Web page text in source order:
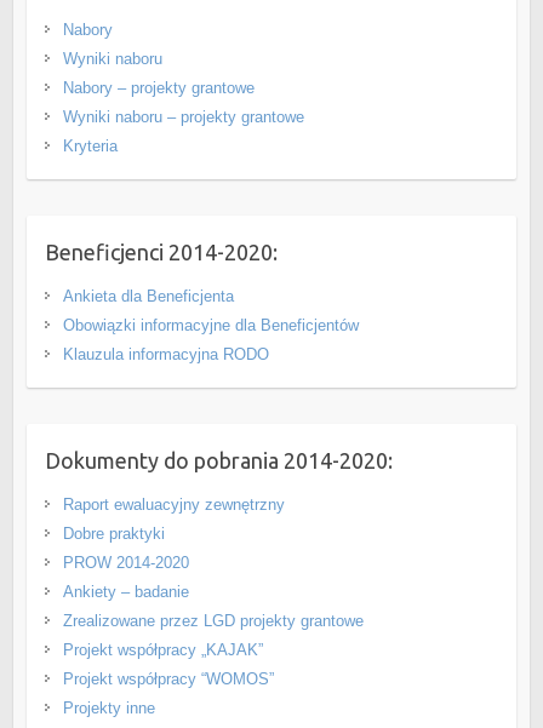
Nabory
Wyniki naboru
Nabory – projekty grantowe
Wyniki naboru – projekty grantowe
Kryteria
Beneficjenci 2014-2020:
Ankieta dla Beneficjenta
Obowiązki informacyjne dla Beneficjentów
Klauzula informacyjna RODO
Dokumenty do pobrania 2014-2020:
Raport ewaluacyjny zewnętrzny
Dobre praktyki
PROW 2014-2020
Ankiety – badanie
Zrealizowane przez LGD projekty grantowe
Projekt współpracy „KAJAK”
Projekt współpracy “WOMOS”
Projekty inne